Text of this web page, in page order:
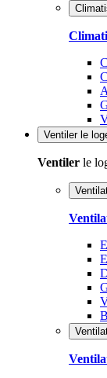
Ventiler le
Ventiler le